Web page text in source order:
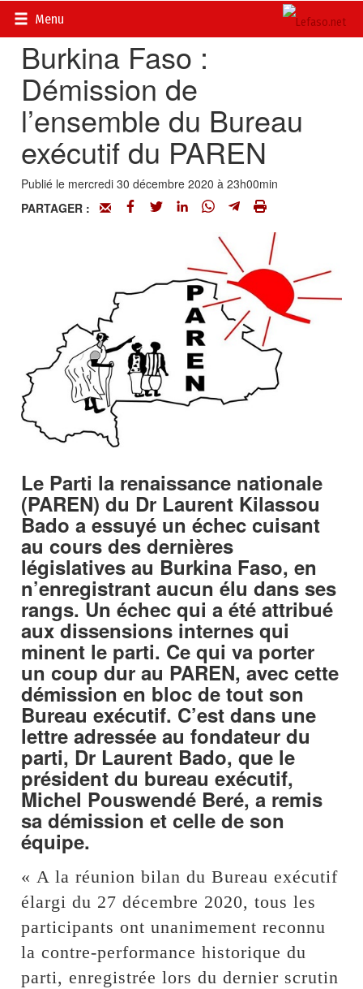
Menu
Accueil>
Burkina Faso :
Démission de
l’ensemble du Bureau
exécutif du PAREN
Publié le mercredi 30 décembre 2020 à 23h00min
PARTAGER :
Le Parti la renaissance nationale
(PAREN) du Dr Laurent Kilassou
Bado a essuyé un échec cuisant
au cours des dernières
législatives au Burkina Faso, en
n’enregistrant aucun élu dans ses
rangs. Un échec qui a été attribué
aux dissensions internes qui
minent le parti. Ce qui va porter
un coup dur au PAREN, avec cette
démission en bloc de tout son
Bureau exécutif. C’est dans une
lettre adressée au fondateur du
parti, Dr Laurent Bado, que le
président du bureau exécutif,
Michel Pouswendé Beré, a remis
sa démission et celle de son
équipe.
« A la réunion bilan du Bureau exécutif
élargi du 27 décembre 2020, tous les
participants ont unanimement reconnu
la contre-performance historique du
parti, enregistrée lors du dernier scrutin